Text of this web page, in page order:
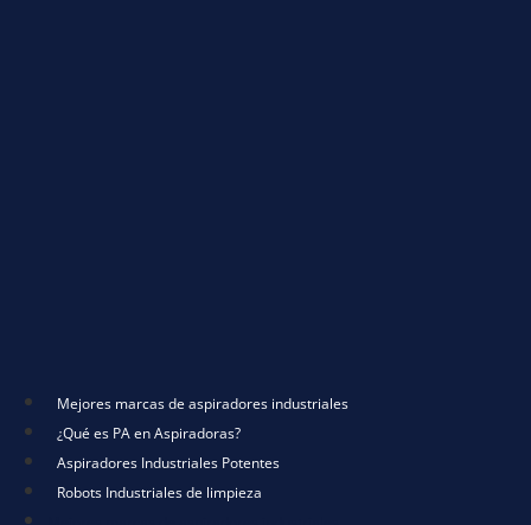
Mejores marcas de aspiradores industriales
¿Qué es PA en Aspiradoras?
Aspiradores Industriales Potentes
Robots Industriales de limpieza